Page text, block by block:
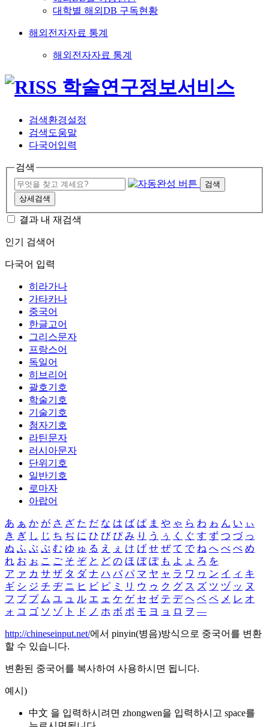
대학별 해외DB 구독현황
해외전자자료 통계
해외전자자료 통계
검색환경설정
검색도움말
다국어입력
검색
검색
상세검색
결과 내 재검색
인기 검색어
다국어 입력
히라가나
가타카나
중국어
한글고어
그리스문자
프랑스어
독일어
히브리어
괄호기호
학술기호
기술기호
첨자기호
라틴문자
러시아문자
단위기호
일반기호
로마자
아랍어
あ ぁ か が さ ざ た だ な は ば ぱ ま や ゃ ら わ ゎ ん い ぃ
き ぎ し じ ち ぢ に ひ び ぴ み り う ぅ く ぐ す ず つ づ っ
ぬ ふ ぶ ぷ む ゆ ゅ る え ぇ け げ せ ぜ て で ね へ べ ぺ め
れ お ぉ こ ご そ ぞ と ど の ほ ぼ ぽ も よ ょ ろ を
ア ァ カ サ ザ タ ダ ナ ハ バ パ マ ヤ ャ ラ ワ ヮ ン イ ィ キ
ギ シ ジ チ ヂ ニ ヒ ビ ピ ミ リ ウ ゥ ク グ ス ズ ツ ヅ ッ ヌ
フ ブ プ ム ユ ュ ル エ ェ ケ ゲ セ ゼ テ デ ヘ ベ ペ メ レ オ
ォ コ ゴ ソ ゾ ト ド ノ ホ ボ ポ モ ヨ ョ ロ ヲ ―
http://chineseinput.net/에서 pinyin(병음)방식으로 중국어를 변환
할 수 있습니다.
변환된 중국어를 복사하여 사용하시면 됩니다.
예시)
中文 을 입력하시려면 zhongwen을 입력하시고 space를